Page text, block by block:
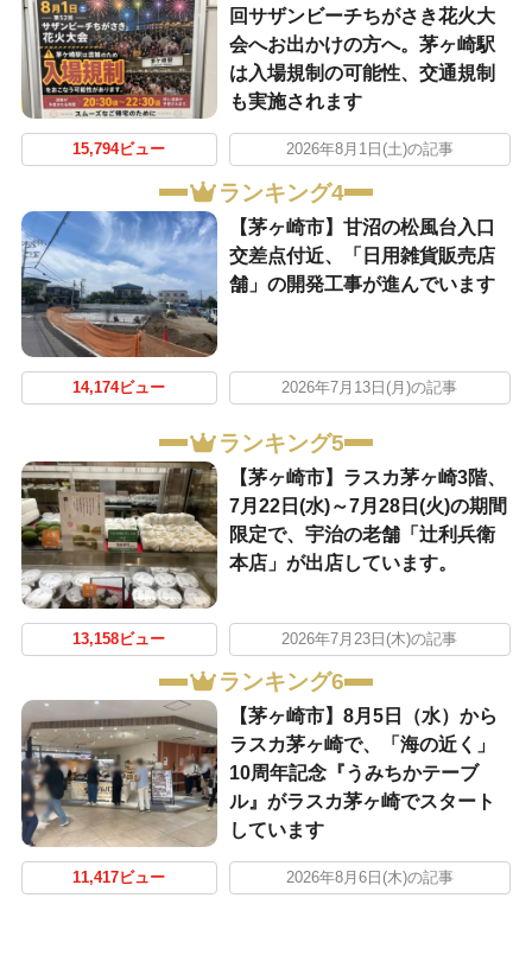
回サザンビーチちがさき花火大
会へお出かけの方へ。茅ヶ崎駅
は入場規制の可能性、交通規制
も実施されます
15,794ビュー 2026年8月1日(土)の記事
ランキング4
【茅ヶ崎市】甘沼の松風台入口
交差点付近、「日用雑貨販売店
舗」の開発工事が進んでいます
14,174ビュー 2026年7月13日(月)の記事
ランキング5
【茅ヶ崎市】ラスカ茅ヶ崎3階、
7月22日(水)～7月28日(火)の期間
限定で、宇治の老舗「辻利兵衛
本店」が出店しています。
13,158ビュー 2026年7月23日(木)の記事
ランキング6
【茅ヶ崎市】8月5日（水）から
ラスカ茅ヶ崎で、「海の近く」
10周年記念『うみちかテーブ
ル』がラスカ茅ヶ崎でスタート
しています
11,417ビュー 2026年8月6日(木)の記事